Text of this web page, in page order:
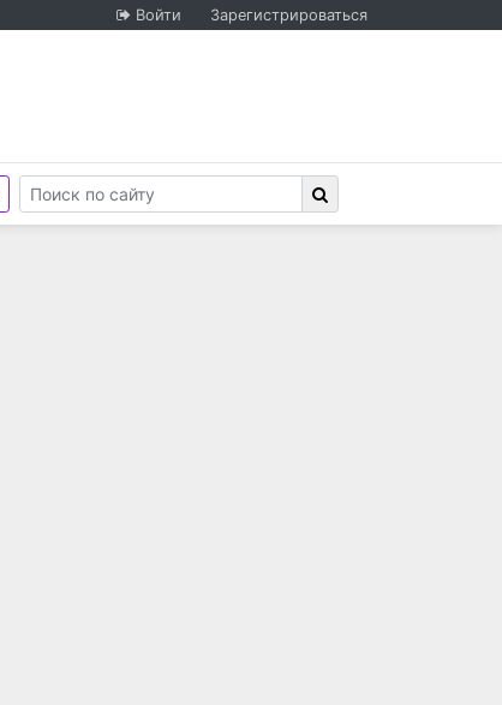
Войти Зарегистрироваться